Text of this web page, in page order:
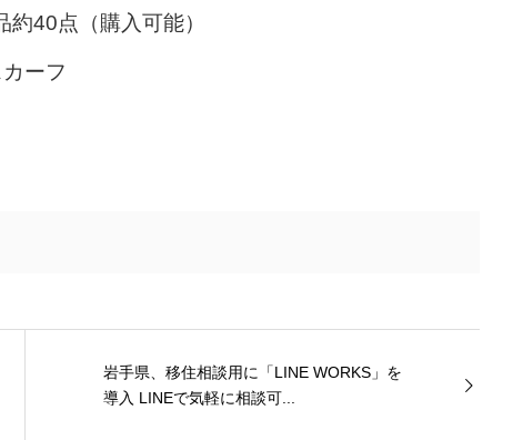
40点（購入可能）
ーフ
岩手県、移住相談用に「LINE WORKS」を
導入 LINEで気軽に相談可...